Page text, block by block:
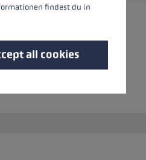
findest du in
all cookies